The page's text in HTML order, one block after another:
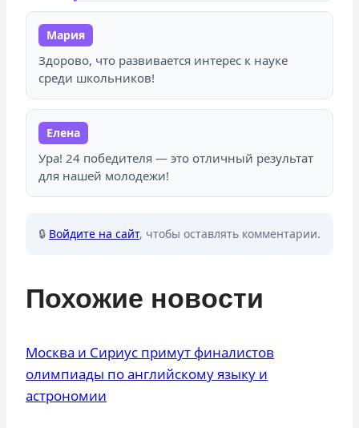
Мария
Здорово, что развивается интерес к науке
среди школьников!
Елена
Ура! 24 победителя — это отличный результат
для нашей молодежи!
🔒 Войдите на сайт, чтобы оставлять комментарии.
Похожие новости
Москва и Сириус примут финалистов
олимпиады по английскому языку и
астрономии